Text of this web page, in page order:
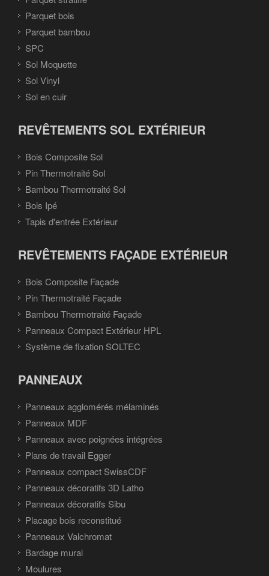
Parquet bois
Parquet bambou
SPC
Sol Moquette
Sol Vinyl
Sol en cuir
REVÊTEMENTS SOL EXTÉRIEUR
Bois Composite Sol
Pin Thermotraité Sol
Bambou Thermotraité Sol
Bois Ipé
Tapis d'entrée Extérieur
REVÊTEMENTS FAÇADE EXTÉRIEUR
Bois Composite Façade
Pin Thermotraité Façade
Bambou Thermotraité Façade
Panneaux Compact Extérieur HPL
Système de fixation SOLTEC
PANNEAUX
Panneaux agglomérés mélaminés
Panneaux MDF
Panneaux avec poignées intégrées
Plans de travail Egger
Panneaux compact SwissCDF
Panneaux décoratifs 3D Latho
Panneaux décoratifs Sibu
Placage bois reconstitué
Panneaux Valchromat
Bardage mural
Moulures